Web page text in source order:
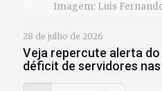
Imagem: Luis
28 de julho de 2026
Veja repercute alerta
déficit de servidores